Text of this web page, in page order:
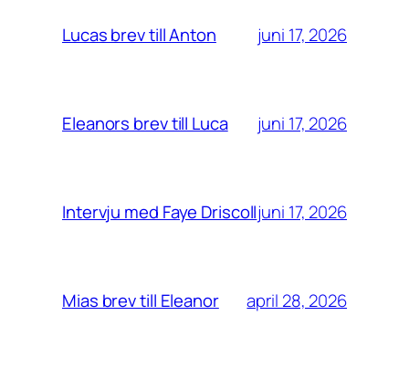
Lucas brev till Anton juni 17, 2026
Eleanors brev till Luca juni 17, 2026
Intervju med Faye Driscolljuni 17, 2026
Mias brev till Eleanor april 28, 2026